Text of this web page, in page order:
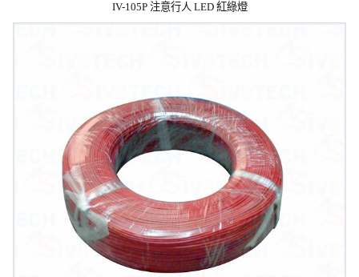
IV-105P 注意行人 LED 紅綠燈